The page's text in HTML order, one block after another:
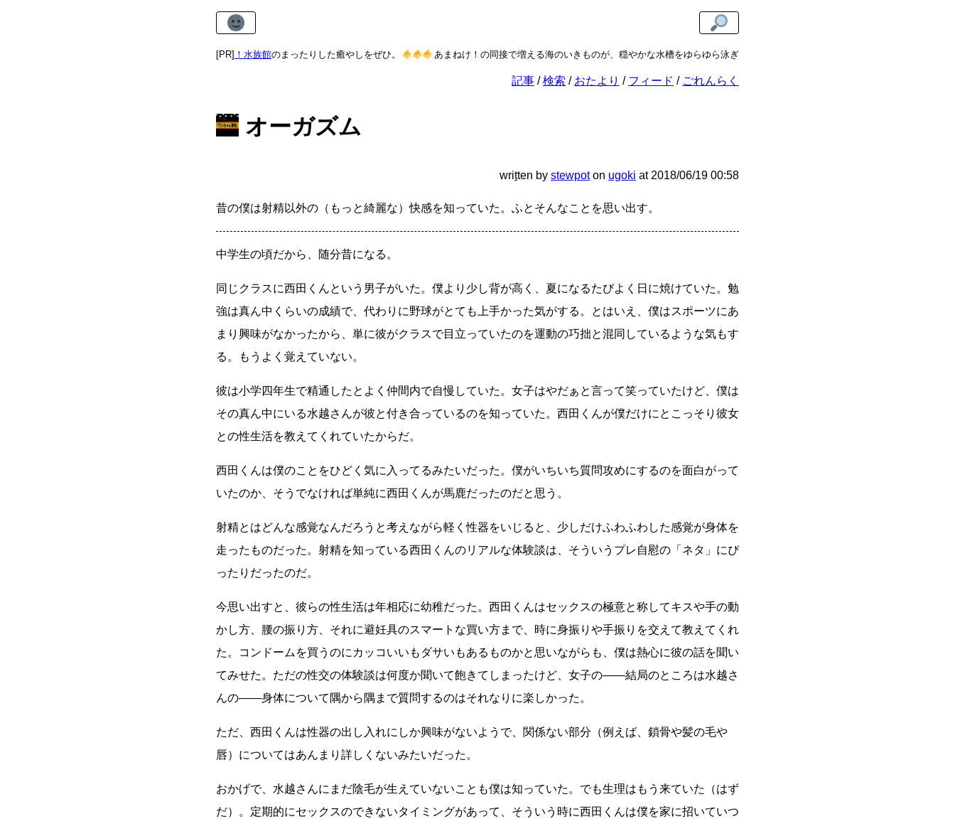
[PR]
あまねけ！水族館のまったりした癒やしをぜひ。 あまねけ！の同接で増える海のいきものが、穏やかな水槽をゆらゆら泳ぎます。
記事 検索 おたより フィード ごれんらく
オーガズム
written by stewpot on ugoki at 2018/06/19 00:58
昔の僕は射精以外の（もっと綺麗な）快感を知っていた。ふとそんなことを思い出す。
中学生の頃だから、随分昔になる。
同じクラスに西田くんという男子がいた。僕より少し背が高く、夏になるたびよく日に焼けていた。勉
強は真ん中くらいの成績で、代わりに野球がとても上手かった気がする。とはいえ、僕はスポーツにあ
まり興味がなかったから、単に彼がクラスで目立っていたのを運動の巧拙と混同しているような気もす
る。もうよく覚えていない。
彼は小学四年生で精通したとよく仲間内で自慢していた。女子はやだぁと言って笑っていたけど、僕は
その真ん中にいる水越さんが彼と付き合っているのを知っていた。西田くんが僕だけにとこっそり彼女
との性生活を教えてくれていたからだ。
西田くんは僕のことをひどく気に入ってるみたいだった。僕がいちいち質問攻めにするのを面白がって
いたのか、そうでなければ単純に西田くんが馬鹿だったのだと思う。
射精とはどんな感覚なんだろうと考えながら軽く性器をいじると、少しだけふわふわした感覚が身体を
走ったものだった。射精を知っている西田くんのリアルな体験談は、そういうプレ自慰の「ネタ」にぴ
ったりだったのだ。
今思い出すと、彼らの性生活は年相応に幼稚だった。西田くんはセックスの極意と称してキスや手の動
かし方、腰の振り方、それに避妊具のスマートな買い方まで、時に身振りや手振りを交えて教えてくれ
た。コンドームを買うのにカッコいいもダサいもあるものかと思いながらも、僕は熱心に彼の話を聞い
てみせた。ただの性交の体験談は何度か聞いて飽きてしまったけど、女子の――結局のところは水越さ
んの――身体について隅から隅まで質問するのはそれなりに楽しかった。
ただ、西田くんは性器の出し入れにしか興味がないようで、関係ない部分（例えば、鎖骨や髪の毛や
唇）についてはあんまり詳しくないみたいだった。
おかげで、水越さんにまだ陰毛が生えていないことも僕は知っていた。でも生理はもう来ていた（はず
だ）。定期的にセックスのできないタイミングがあって、そういう時に西田くんは僕を家に招いていつ